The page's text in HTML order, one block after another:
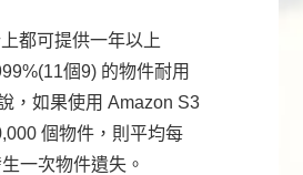
都可提供一年以上
個9) 的物件耐用
，如果使用 Amazon S3
個物件，則平均每
一次物件遺失。